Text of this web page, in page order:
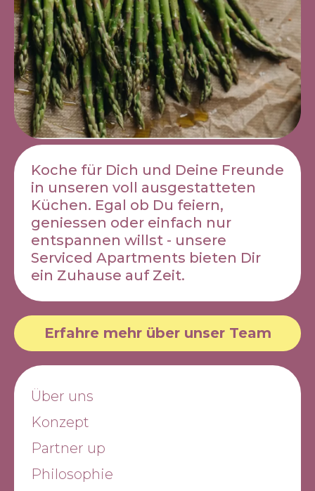
Koche für Dich und Deine Freunde
in unseren voll ausgestatteten
Küchen. Egal ob Du feiern,
geniessen oder einfach nur
entspannen willst - unsere
Serviced Apartments bieten Dir
ein Zuhause auf Zeit.
Erfahre mehr über unser Team
Über uns
Konzept
Partner up
Philosophie